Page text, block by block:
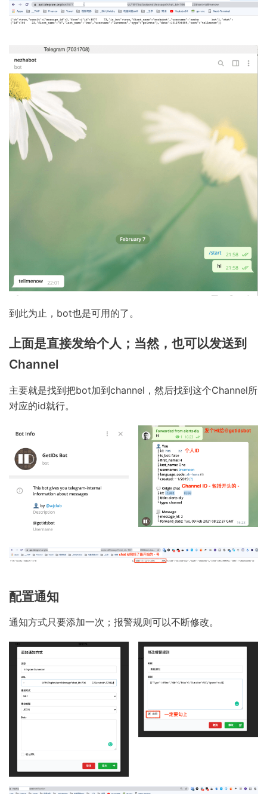
到此为止，bot也是可用的了。
上面是直接发给个人；当然，也可以发送到
Channel
主要就是找到把bot加到channel，然后找到这个Channel所
对应的id就行。
配置通知
通知方式只要添加一次；报警规则可以不断修改。